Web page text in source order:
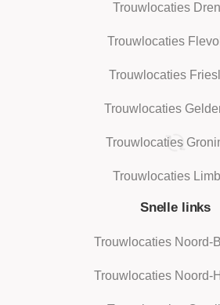
Trouwlocaties
Trouwlocaties
Trouwlocaties
Trouwlocaties
Trouwlocaties
Trouwlocaties
Snelle links
Trouwlocaties Noord-
Trouwlocaties Noord-